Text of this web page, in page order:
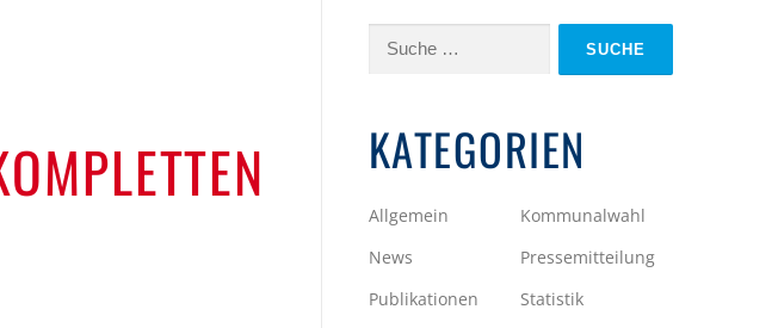
Suche
KATEGORIEN
Allgemein
Kommunalwahl
News
Pressemitteilung
Publikationen
Statistik